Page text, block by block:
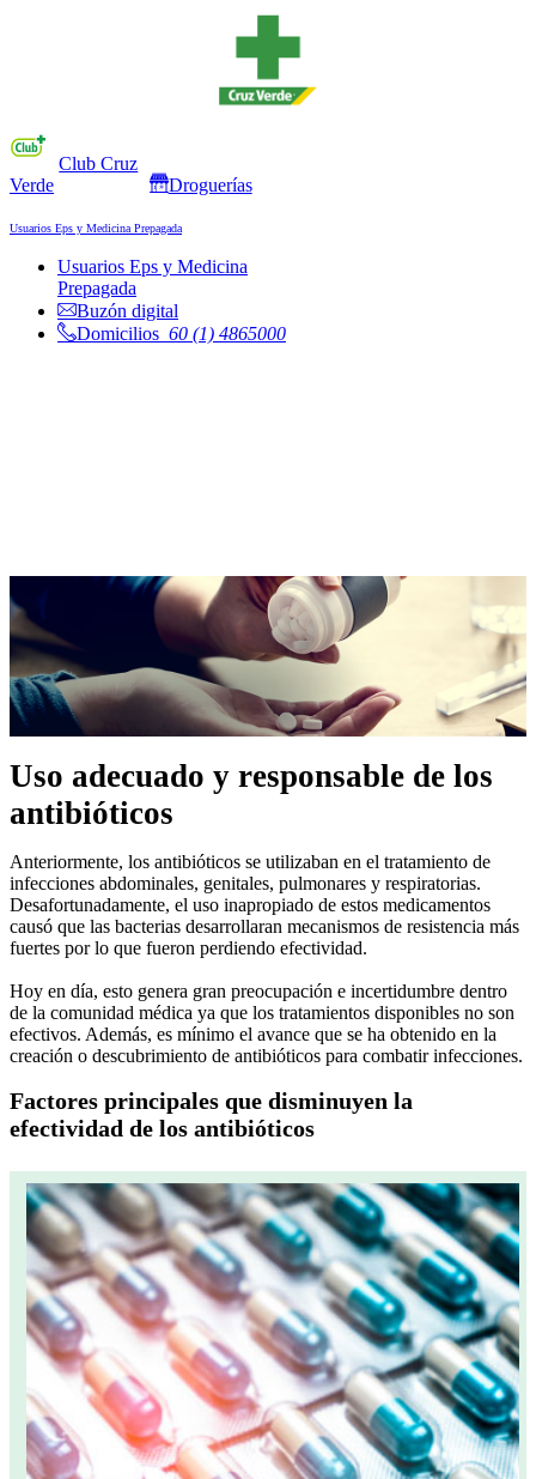
Club Cruz
Verde
Droguerías
Usuarios Eps y Medicina Prepagada
Usuarios Eps y Medicina
Prepagada
Buzón digital
Domicilios 60 (1) 4865000
Uso adecuado y responsable de los
antibióticos
Anteriormente, los antibióticos se utilizaban en el tratamiento de
infecciones abdominales, genitales, pulmonares y respiratorias.
Desafortunadamente, el uso inapropiado de estos medicamentos
causó que las bacterias desarrollaran mecanismos de resistencia más
fuertes por lo que fueron perdiendo efectividad.
Hoy en día, esto genera gran preocupación e incertidumbre dentro
de la comunidad médica ya que los tratamientos disponibles no son
efectivos. Además, es mínimo el avance que se ha obtenido en la
creación o descubrimiento de antibióticos para combatir infecciones.
Factores principales que disminuyen la
efectividad de los antibióticos